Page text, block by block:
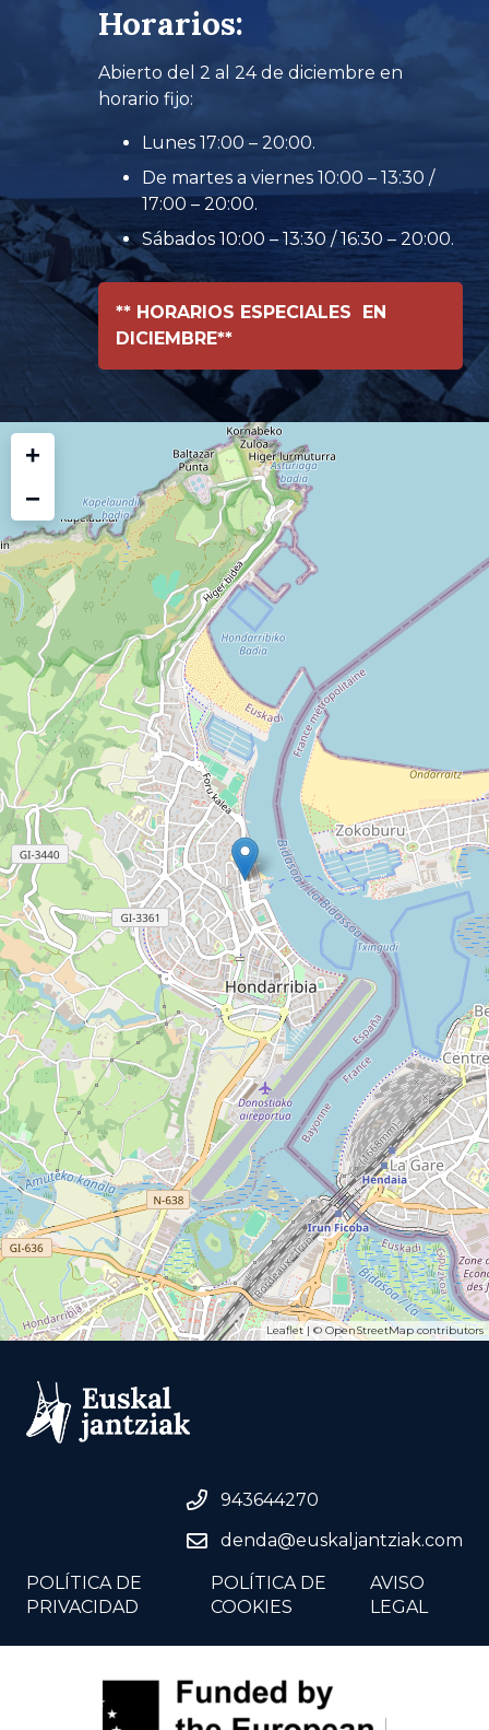
Horarios:
Abierto del 2 al 24 de diciembre en
horario fijo:
Lunes 17:00 – 20:00.
De martes a viernes 10:00 – 13:30 /
17:00 – 20:00.
Sábados 10:00 – 13:30 / 16:30 – 20:00.
** HORARIOS ESPECIALES EN
DICIEMBRE**
+
−
Leaflet| © OpenStreetMapcontributors
943644270
denda@euskaljantziak.com
POLÍTICA DE
PRIVACIDAD
POLÍTICA DE
COOKIES
AVISO
LEGAL